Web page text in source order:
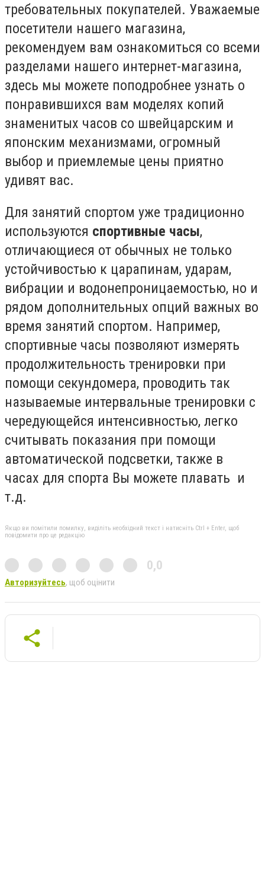
требовательных покупателей. Уважаемые
посетители нашего магазина,
рекомендуем вам ознакомиться со всеми
разделами нашего интернет-магазина,
здесь мы можете поподробнее узнать о
понравившихся вам моделях копий
знаменитых часов со швейцарским и
японским механизмами, огромный
выбор и приемлемые цены приятно
удивят вас.
Для занятий спортом уже традиционно
используются спортивные часы,
отличающиеся от обычных не только
устойчивостью к царапинам, ударам,
вибрации и водонепроницаемостью, но и
рядом дополнительных опций важных во
время занятий спортом. Например,
спортивные часы позволяют измерять
продолжительность тренировки при
помощи секундомера, проводить так
называемые интервальные тренировки с
чередующейся интенсивностью, легко
считывать показания при помощи
автоматической подсветки, также в
часах для спорта Вы можете плавать и
т.д.
Якщо ви помітили помилку, виділіть необхідний текст і натисніть Ctrl + Enter, щоб
повідомити про це редакцію
0,0
Авторизуйтесь, щоб оцінити